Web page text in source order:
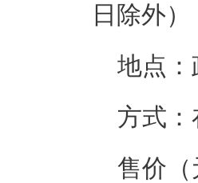
日除外）
地点：
方式：
售价（